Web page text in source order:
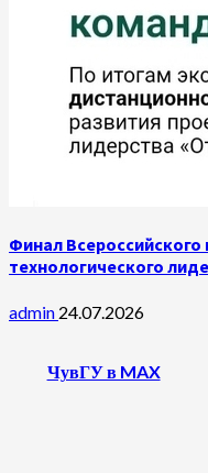
Финал Всероссийского
технологического
admin 24.07.2026
ЧувГУ в MAX